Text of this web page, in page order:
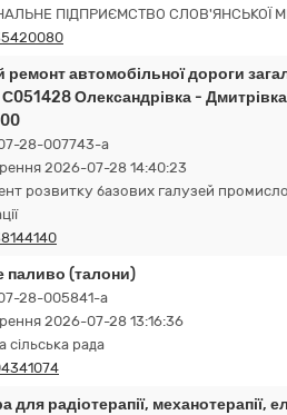
ПІДПРИЄМСТВО СЛОВ'ЯНСЬКОЇ
ремонт автомобільної дороги
С051428 Олександрівка -
28-007743-a
2026-07-28 14:40:23
розвитку базових галузей
паливо (талони)
28-005841-a
2026-07-28 13:16:36
сільська рада
для радіотерапії, механотерапії,